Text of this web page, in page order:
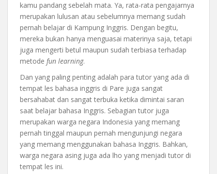
kamu pandang sebelah mata. Ya, rata-rata pengajarnya
merupakan lulusan atau sebelumnya memang sudah
pernah belajar di Kampung Inggris. Dengan begitu,
mereka bukan hanya menguasai materinya saja, tetapi
juga mengerti betul maupun sudah terbiasa terhadap
metode fun learning.
Dan yang paling penting adalah para tutor yang ada di
tempat les bahasa inggris di Pare juga sangat
bersahabat dan sangat terbuka ketika dimintai saran
saat belajar bahasa Inggris. Sebagian tutor juga
merupakan warga negara Indonesia yang memang
pernah tinggal maupun pernah mengunjungi negara
yang memang menggunakan bahasa Inggris. Bahkan,
warga negara asing juga ada lho yang menjadi tutor di
tempat les ini.